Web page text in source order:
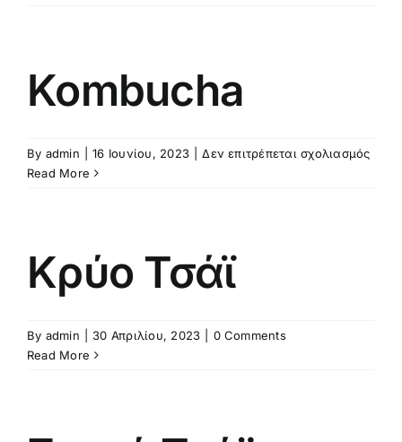
Kombucha
By admin 16 Ιουνίου, 2023 Δεν επιτρέπεται σχολιασμόςστο
Read More
Κρύο Τσάϊ
By admin 30 Απριλίου, 2023
0 Comments
Read More